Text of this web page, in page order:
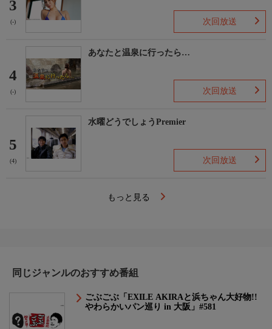
3
(-) 次回放送
4
(-)
あなたと温泉に行ったら…
次回放送
5
(4)
水曜どうでしょうPremier
次回放送
もっと見る
同じジャンルのおすすめ番組
ごぶごぶ「EXILE AKIRAと浜ちゃん大好物!!
やわらかいパン巡り in 大阪」#581